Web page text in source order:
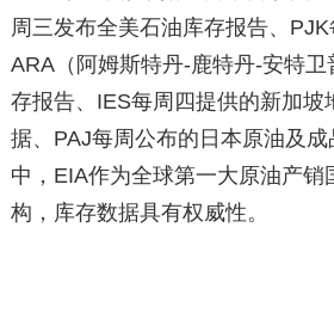
周三发布全美石油库存报告、
ARA（阿姆斯特丹-鹿特丹-安特
存报告、IES每周四提供的新加坡
据、PAJ每周公布的日本原油及
中，EIA作为全球第一大原油产销
构，库存数据具有权威性。